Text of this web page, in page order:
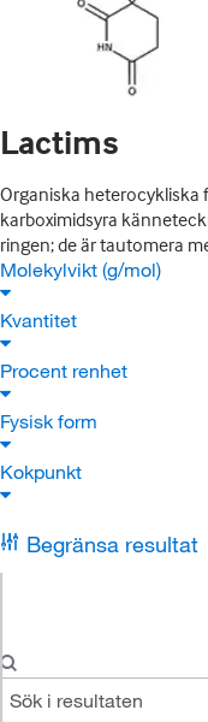
Lactims
Organiska heterocykliska
karboximidsyra
ringen; de är tautomera
Molekylvikt (g/mol)
Kvantitet
Procent renhet
Fysisk form
Kokpunkt
Begränsa resultat